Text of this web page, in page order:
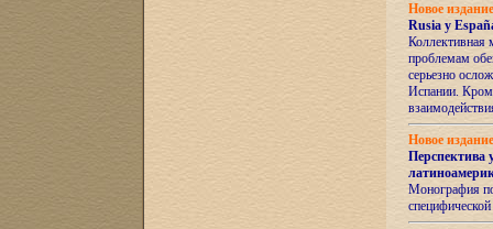
Новое
Rusia y
Коллективная
проблемам
серьезно
Испании.
Новое
Перспектива
Монография